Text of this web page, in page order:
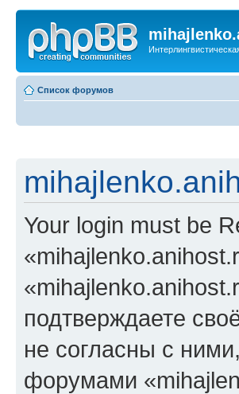
Список форумов
Your login must be
подтверждаете
не согласны с
форумами